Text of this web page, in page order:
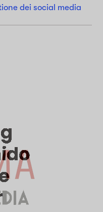
dei social media